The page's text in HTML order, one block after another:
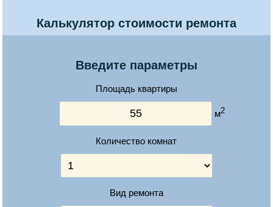
Калькулятор стоимости ремонта
Введите параметры
Площадь квартиры
м2
Количество комнат
Вид ремонта